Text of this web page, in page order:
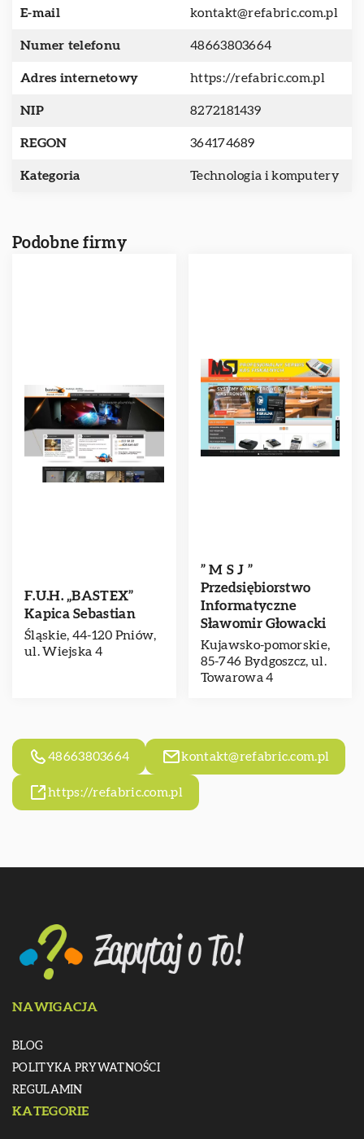
E-mail kontakt@refabric.com.pl
Numer telefonu 48663803664
Adres internetowy https://refabric.com.pl
NIP 8272181439
REGON 364174689
Kategoria Technologia i komputery
Podobne firmy
F.U.H. „BASTEX”
Kapica Sebastian
Śląskie, 44-120 Pniów,
ul. Wiejska 4
” M S J ”
Przedsiębiorstwo
Informatyczne
Sławomir Głowacki
Kujawsko-pomorskie,
85-746 Bydgoszcz, ul.
Towarowa 4
48663803664 kontakt@refabric.com.pl
https://refabric.com.pl
NAWIGACJA
BLOG
POLITYKA PRYWATNOŚCI
REGULAMIN
KATEGORIE